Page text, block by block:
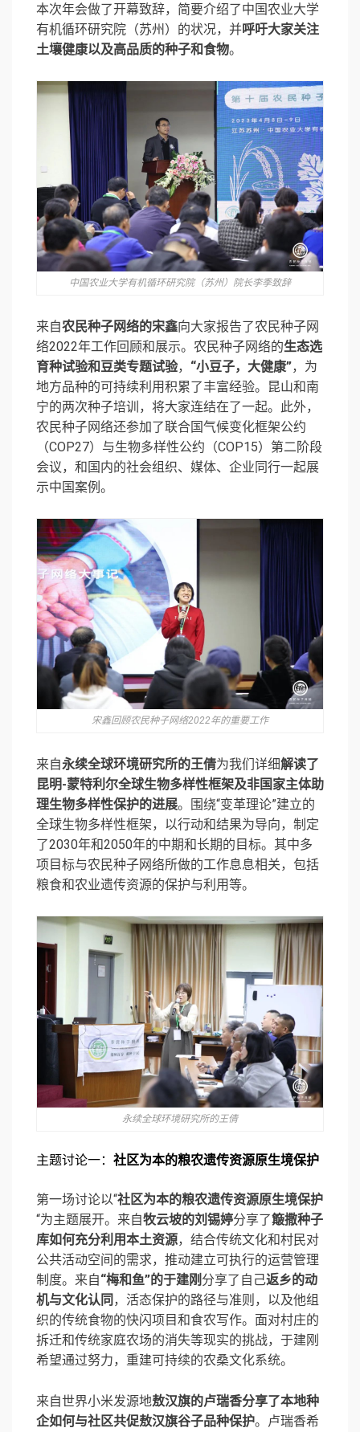
本次年会做了开幕致辞，简要介绍了中国农业大学
有机循环研究院（苏州）的状况，并呼吁大家关注
土壤健康以及高品质的种子和食物。
中国农业大学有机循环研究院（苏州）院长李季致辞
来自农⺠种子网络的宋鑫向大家报告了农⺠种子网
络2022年工作回顾和展示。农⺠种子网络的生态选
育种试验和豆类专题试验， “小豆子，大健康”，为
地方品种的可持续利用积累了丰富经验。昆山和南
宁的两次种子培训，将大家连结在了一起。此外，
农⺠种子网络还参加了联合国气候变化框架公约
（COP27）与生物多样性公约（COP15）第二阶段
会议，和国内的社会组织、媒体、企业同行一起展
示中国案例。
宋鑫回顾农⺠种子网络2022年的重要工作
来自永续全球环境研究所的王倩为我们详细解读了
昆明-蒙特利尔全球生物多样性框架及非国家主体助
理生物多样性保护的进展。围绕“变革理论”建立的
全球生物多样性框架，以行动和结果为导向，制定
了2030年和2050年的中期和长期的目标。其中多
项目标与农民种子网络所做的工作息息相关，包括
粮食和农业遗传资源的保护与利用等。
永续全球环境研究所的王倩
主题讨论⼀： 社区为本的粮农遗传资源原生境保护
第一场讨论以“社区为本的粮农遗传资源原生境保护
“为主题展开。来自牧云坡的刘锡婷分享了簸撒种子
库如何充分利用本土资源，结合传统文化和村民对
公共活动空间的需求，推动建立可执行的运营管理
制度。来自“梅和鱼”的于建刚 分享了自己返乡的动
机与文化认同 ，活态保护的路径与准则，以及他组
织的传统食物的快闪项目和食农写作。面对村庄的
拆迁和传统家庭农场的消失等现实的挑战，于建刚
希望通过努力，重建可持续的农桑文化系统。
来自世界小米发源地敖汉旗的卢瑞⾹分享了本地种
企如何与社区共促敖汉旗⾕⼦品种保护。卢瑞⾹希